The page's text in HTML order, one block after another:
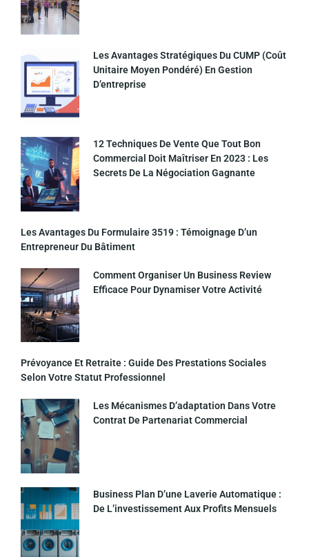
Les Avantages Stratégiques Du CUMP (coût
Unitaire Moyen Pondéré) En Gestion
D’entreprise
12 Techniques De Vente Que Tout Bon
Commercial Doit Maîtriser En 2023 : Les
Secrets De La Négociation Gagnante
Les Avantages Du Formulaire 3519 : Témoignage D’un
Entrepreneur Du Bâtiment
Comment Organiser Un Business Review
Efficace Pour Dynamiser Votre Activité
Prévoyance Et Retraite : Guide Des Prestations Sociales
Selon Votre Statut Professionnel
Les Mécanismes D’adaptation Dans Votre
Contrat De Partenariat Commercial
Business Plan D’une Laverie Automatique :
De L’investissement Aux Profits Mensuels